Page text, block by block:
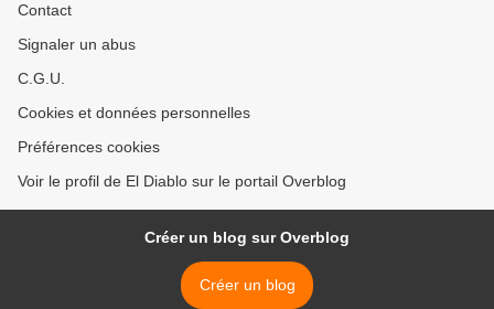
Contact
Signaler un abus
C.G.U.
Cookies et données personnelles
Préférences cookies
Voir le profil de El Diablo sur le portail Overblog
Créer un blog sur Overblog
Créer un blog